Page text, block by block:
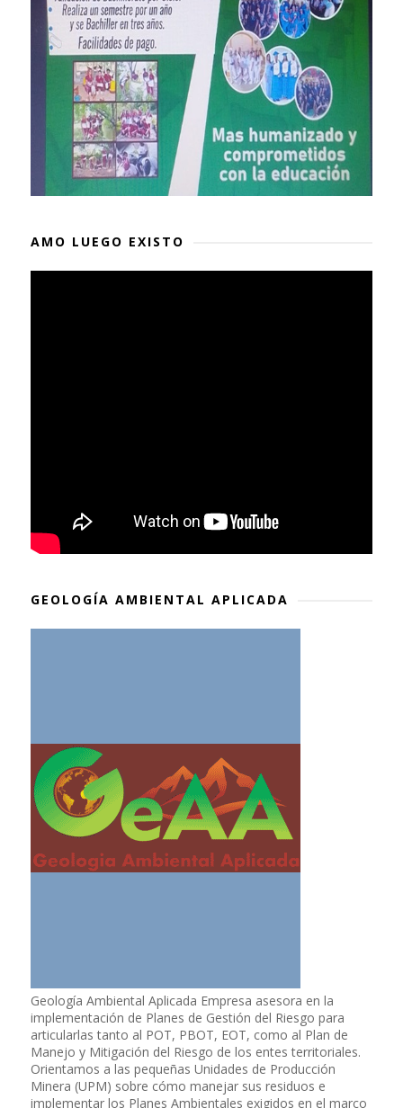
AMO LUEGO EXISTO
GEOLOGÍA AMBIENTAL APLICADA
Geología Ambiental Aplicada Empresa asesora en la
implementación de Planes de Gestión del Riesgo para
articularlas tanto al POT, PBOT, EOT, como al Plan de
Manejo y Mitigación del Riesgo de los entes territoriales.
Orientamos a las pequeñas Unidades de Producción
Minera (UPM) sobre cómo manejar sus residuos e
implementar los Planes Ambientales exigidos en el marco